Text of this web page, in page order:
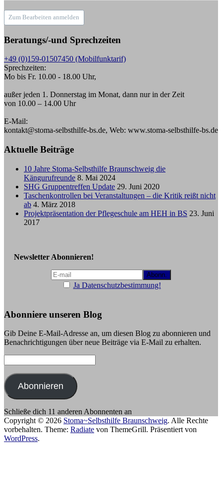
Zum Bearbeiten anmelden
Beratungs/-und Sprechzeiten
+49 (0)159-01507450 (Mobilfunktarif)
Sprechzeiten:
Mo bis Fr. 10.00 - 18.00 Uhr,
außer jeden 1. Donnerstag im Monat, dann nur in der Zeit
von 10.00 – 14.00 Uhr
E-Mail:
kontakt@stoma-selbsthilfe-bs.de, Web: www.stoma-selbsthilfe-bs.de
Aktuelle Beiträge
10 Jahre Stoma-Selbsthilfe Braunschweig die
Kängurufreunde 8. Mai 2024
SHG Gruppentreffen Update 29. Juni 2020
Taschenkontrollen bei Veranstaltungen – die Kritik reißt nicht
ab 4. März 2018
Projektpräsentation der Pflegeschule am HEH in BS 23. Juni
2017
Newsletter Abonnieren!
Ja Datenschutzbestimmung!
Abonniere unseren Blog
Gib Deine E-Mail-Adresse an, um diesen Blog zu abonnieren und
Benachrichtigungen über neue Beiträge via E-Mail zu erhalten.
Mail-
Adresse:
Abonnieren
Schließe dich 11 anderen Abonnenten an
Copyright © 2026 Stoma~Selbsthilfe Braunschweig. Alle Rechte
vorbehalten. Theme: Radiate von ThemeGrill. Präsentiert von
WordPress.